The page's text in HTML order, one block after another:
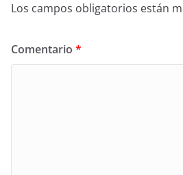
Los campos obligatorios están
Comentario *